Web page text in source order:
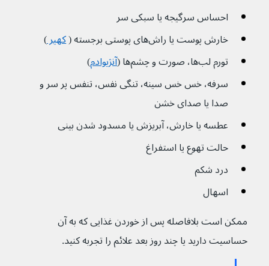
احساس سرگیجه یا سبکی سر
خارش پوست یا راش‌های پوستی برجسته (
کهیر )
تورم لب‌ها، صورت و چشم‌ها (
آنژیوادم)
سرفه، خس خس سینه، تنگی نفس، تنفس پر سر و
صدا یا صدای خشن
عطسه یا خارش، آبریزش یا مسدود شدن بینی
حالت تهوع یا استفراغ
درد شکم
اسهال
ممکن است بلافاصله پس از خوردن غذایی که به آن
حساسیت دارید یا چند روز بعد علائم را تجربه کنید.